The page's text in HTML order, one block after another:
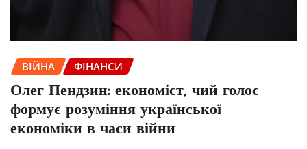
ВІЙНА ФІНАНСИ
Олег Пендзин: економіст, чий голос
формує розуміння української
економіки в часи війни